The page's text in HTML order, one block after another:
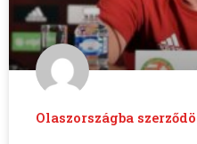
Olaszországba